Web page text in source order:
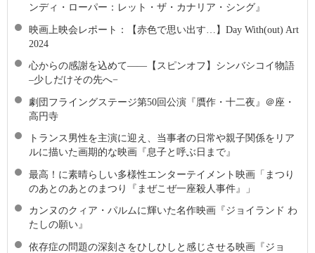
ンディ・ローパー：レット・ザ・カナリア・シング』
映画上映会レポート：【赤色で思い出す…】Day With(out) Art
2024
心からの感謝を込めて――【スピンオフ】シンバシコイ物語
–少しだけその先へ−
劇団フライングステージ第50回公演『贋作・十二夜』＠座・
高円寺
トランス男性を主演に迎え、当事者の日常や親子関係をリア
ルに描いた画期的な映画『息子と呼ぶ日まで』
最高！に素晴らしい多様性エンターテイメント映画「まつり
のあとのあとのまつり『まぜこぜ一座殺人事件』」
カンヌのクィア・パルムに輝いた名作映画『ジョイランド わ
たしの願い』
依存症の問題の深刻さをひしひしと感じさせる映画『ジョ